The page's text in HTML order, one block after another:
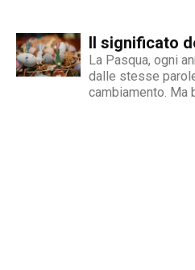
traduce in
Perché il fenomeno esiste
diverse e spesso...
Il significato
La Pasqua, ogni
dalle stesse
cambiamento. Ma